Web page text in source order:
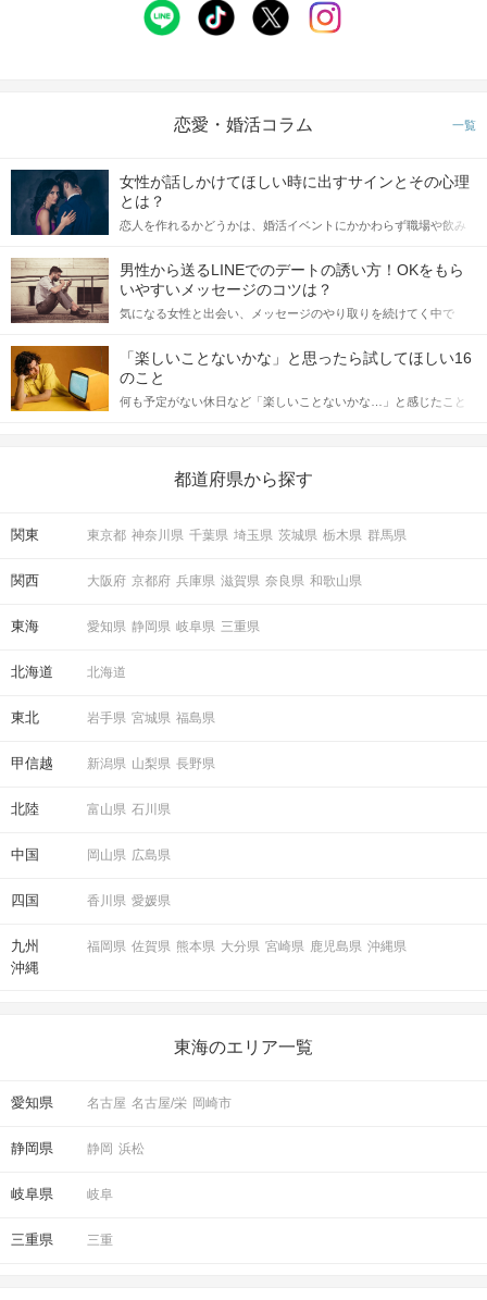
恋愛・婚活コラム 一覧
女性が話しかけてほしい時に出すサインとその心理
とは？
恋人を作れるかどうかは、婚活イベントにかかわらず職場や飲み
てアプローチできるかにも左右されます。 これから恋人作りを本
格的に始めようとしている方は、女性が異性を求めて出すサイン
をしっかりと理解し、正しい行動に移せるかどうかが重要。 この
記事では、女性が話しかけて欲しい時に出すサインとその心理を
合にどのような行動に繋げるべきかをご紹介していきます。
男性から送るLINEでのデートの誘い方！OKをもら
いやすいメッセージのコツは？
気になる女性と出会い、メッセージのやり取りを続けてく中で
しかし、中には「どう誘ったらいいの？」とお困りの男性もいら
っしゃるのではないでしょうか。 そこで今回は、男性から女性へ
送るLINEでのデートの誘い方のコツをご紹介します。例文も混じ
えながら解説するので、ぜひ参考にしてください。
「楽しいことないかな」と思ったら試してほしい16
のこと
何も予定がない休日など「楽しいことないかな…」と感じたこと
の楽しいことアイデアを集めました♪ いままさに楽しいことを探し
都道府県から探す
関東 東京都 神奈川県 千葉県 埼玉県 茨城県 栃木県 群馬県
関西 大阪府 京都府 兵庫県 滋賀県 奈良県 和歌山県
東海 愛知県 静岡県 岐阜県 三重県
北海道 北海道
東北 岩手県 宮城県 福島県
甲信越 新潟県 山梨県 長野県
北陸 富山県 石川県
中国 岡山県 広島県
四国 香川県 愛媛県
九州
沖縄
福岡県 佐賀県 熊本県 大分県 宮崎県 鹿児島県 沖縄県
東海のエリア一覧
愛知県 名古屋 名古屋/栄 岡崎市
静岡県 静岡 浜松
岐阜県 岐阜
三重県 三重